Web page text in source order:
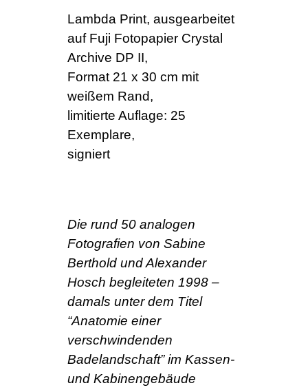
Lambda Print, ausgearbeitet
auf Fuji Fotopapier Crystal
Archive DP II,
Format 21 x 30 cm mit
weißem Rand,
limitierte Auflage: 25
Exemplare,
signiert
Die rund 50 analogen
Fotografien von Sabine
Berthold und Alexander
Hosch begleiteten 1998 –
damals unter dem Titel
“Anatomie einer
verschwindenden
Badelandschaft” im Kassen-
und Kabinengebäude